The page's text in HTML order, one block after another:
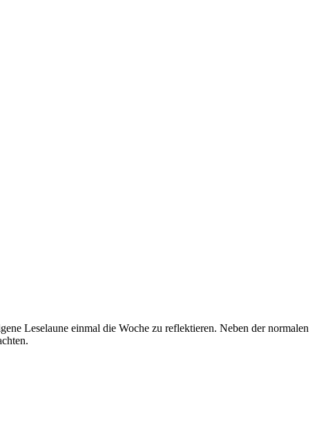
Leselaune einmal die Woche zu reflektieren. Neben der normalen